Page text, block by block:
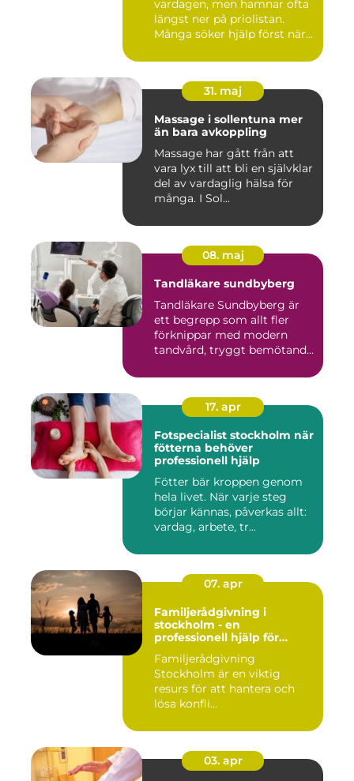
vardagen, men hamnar ofta
längst ner på priolistan.
Många söker hjälp först när...
31. maj
Massage i sollentuna mer
än bara avkoppling
Massage har gått från att
vara lyx till att bli en självklar
del av vardaglig hälsa för
många. I Sol...
08. maj
Tandläkare sundbyberg
Tandläkare Sundbyberg är
ett begrepp som allt fler
förknippar med modern
tandvård, tryggt bemötande
17. apr
Fotspecialist stockholm när
fötterna behöver
professionell hjälp
Fötter bär kroppen genom
hela livet. När varje steg
börjar kännas, påverkas allt:
vardag, arbete, tr...
07. apr
Familjerådgivning i
stockholm - en
professionell hjälp för
Familjerådgivning
Stockholm är en viktig
resurs för att hantera och
lösa konfli...
03. apr